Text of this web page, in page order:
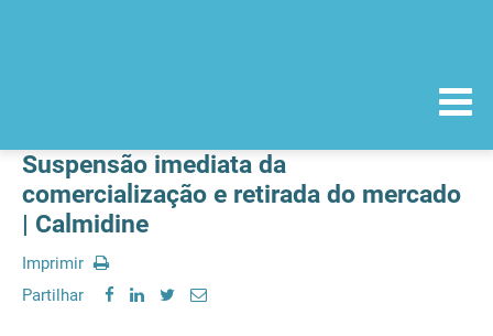
Suspensão imediata da
comercialização e retirada do mercado
| Calmidine
Imprimir
Partilhar